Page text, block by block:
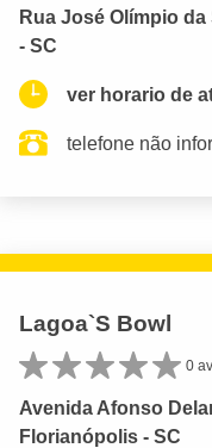
Rua José Olímpio
- SC
ver horario de
telefone não
Lagoa`S Bowl
0
Avenida Afonso
Florianópolis - SC